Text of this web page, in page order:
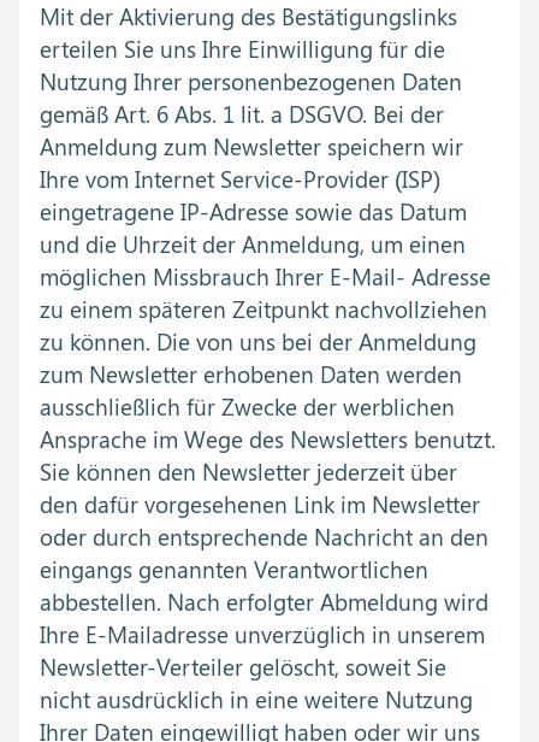
Mit der Aktivierung des Bestätigungslinks
erteilen Sie uns Ihre Einwilligung für die
Nutzung Ihrer personenbezogenen Daten
gemäß Art. 6 Abs. 1 lit. a DSGVO. Bei der
Anmeldung zum Newsletter speichern wir
Ihre vom Internet Service-Provider (ISP)
eingetragene IP-Adresse sowie das Datum
und die Uhrzeit der Anmeldung, um einen
möglichen Missbrauch Ihrer E-Mail- Adresse
zu einem späteren Zeitpunkt nachvollziehen
zu können. Die von uns bei der Anmeldung
zum Newsletter erhobenen Daten werden
ausschließlich für Zwecke der werblichen
Ansprache im Wege des Newsletters benutzt.
Sie können den Newsletter jederzeit über
den dafür vorgesehenen Link im Newsletter
oder durch entsprechende Nachricht an den
eingangs genannten Verantwortlichen
abbestellen. Nach erfolgter Abmeldung wird
Ihre E-Mailadresse unverzüglich in unserem
Newsletter-Verteiler gelöscht, soweit Sie
nicht ausdrücklich in eine weitere Nutzung
Ihrer Daten eingewilligt haben oder wir uns